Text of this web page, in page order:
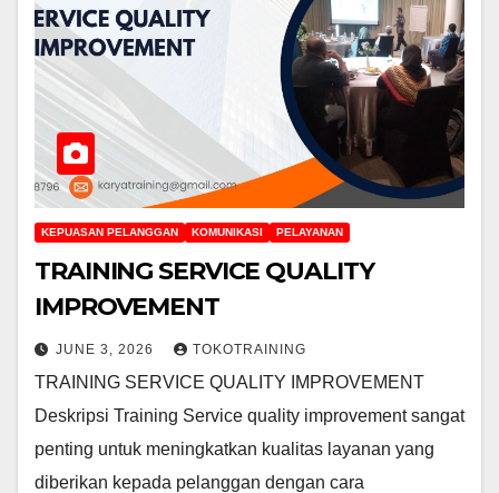
KEPUASAN PELANGGAN KOMUNIKASI PELAYANAN
TRAINING SERVICE QUALITY
IMPROVEMENT
JUNE 3, 2026 TOKOTRAINING
TRAINING SERVICE QUALITY IMPROVEMENT
Deskripsi Training Service quality improvement sangat
penting untuk meningkatkan kualitas layanan yang
diberikan kepada pelanggan dengan cara